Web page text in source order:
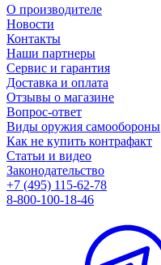
О производителе
Новости
Контакты
Наши партнеры
Сервис и гарантия
Доставка и оплата
Отзывы о магазине
Вопрос-ответ
Виды оружия самообороны
Как не купить контрафакт
Статьи и видео
Законодательство
+7 (495) 115-62-78
8-800-100-18-46